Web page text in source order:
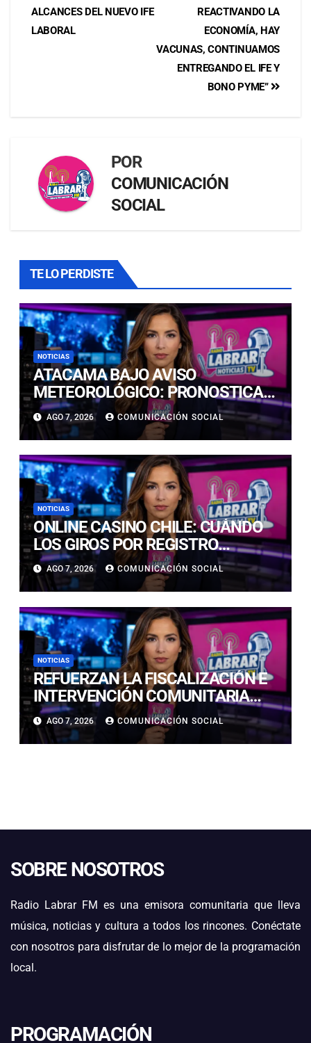
REACTIVANDO LA
ECONOMÍA, HAY
VACUNAS, CONTINUAMOS
ENTREGANDO EL IFE Y
BONO PYME”
ALCANCES DEL NUEVO IFE
LABORAL
POR
COMUNICACIÓN
SOCIAL
TE LO PERDISTE
NOTICIAS
ATACAMA BAJO AVISO
METEOROLÓGICO: PRONOSTICAN
LLUVIAS E ISOTERMA CERO ALTA
EN PRECORDILLERA Y
CORDILLERA
AGO 7, 2026 COMUNICACIÓN SOCIAL
NOTICIAS
ONLINE CASINO CHILE: CUÁNDO
LOS GIROS POR REGISTRO
REALMENTE SIRVEN
AGO 7, 2026 COMUNICACIÓN SOCIAL
NOTICIAS
REFUERZAN LA FISCALIZACIÓN E
INTERVENCIÓN COMUNITARIA
CON OPERATIVO CONJUNTO EN
CALDERA
AGO 7, 2026 COMUNICACIÓN SOCIAL
SOBRE NOSOTROS
Radio Labrar FM es una emisora comunitaria que lleva
música, noticias y cultura a todos los rincones. Conéctate
con nosotros para disfrutar de lo mejor de la programación
local.
PROGRAMACIÓN